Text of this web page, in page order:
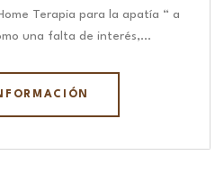
Terapia para la apatía “ a
una falta de interés,…